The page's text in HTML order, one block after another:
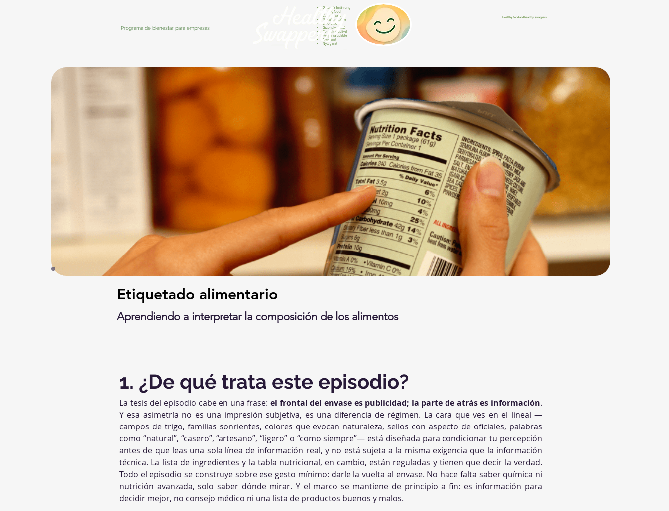
Programa de bienestar para empresas
Gesunde Ernährung
Healthy food
Comida sana
Nourriture saine
Cibo sano
Gezond voedsel
Comida saudável
Menjar saludable
Sunn mat
Nyttig mat
Healthy food and healthy swappers
Etiquetado alimentario
Aprendiendo a interpretar la composición de los alimentos
1. ¿De qué trata este episodio?
La tesis del episodio cabe en una frase: el frontal del envase es publicidad; la parte de atrás es información.
Y esa asimetría no es una impresión subjetiva, es una diferencia de régimen. La cara que ves en el lineal —
campos de trigo, familias sonrientes, colores que evocan naturaleza, sellos con aspecto de oficiales, palabras
como “natural”, “casero”, “artesano”, “ligero” o “como siempre”— está diseñada para condicionar tu percepción
antes de que leas una sola línea de información real, y no está sujeta a la misma exigencia que la información
técnica. La lista de ingredientes y la tabla nutricional, en cambio, están reguladas y tienen que decir la verdad.
Todo el episodio se construye sobre ese gesto mínimo: darle la vuelta al envase. No hace falta saber química ni
nutrición avanzada, solo saber dónde mirar. Y el marco se mantiene de principio a fin: es información para
decidir mejor, no consejo médico ni una lista de productos buenos y malos.